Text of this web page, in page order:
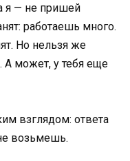
я — не пришей
работаешь много.
Но нельзя же
А может, у тебя еще
взглядом: ответа
возьмешь.